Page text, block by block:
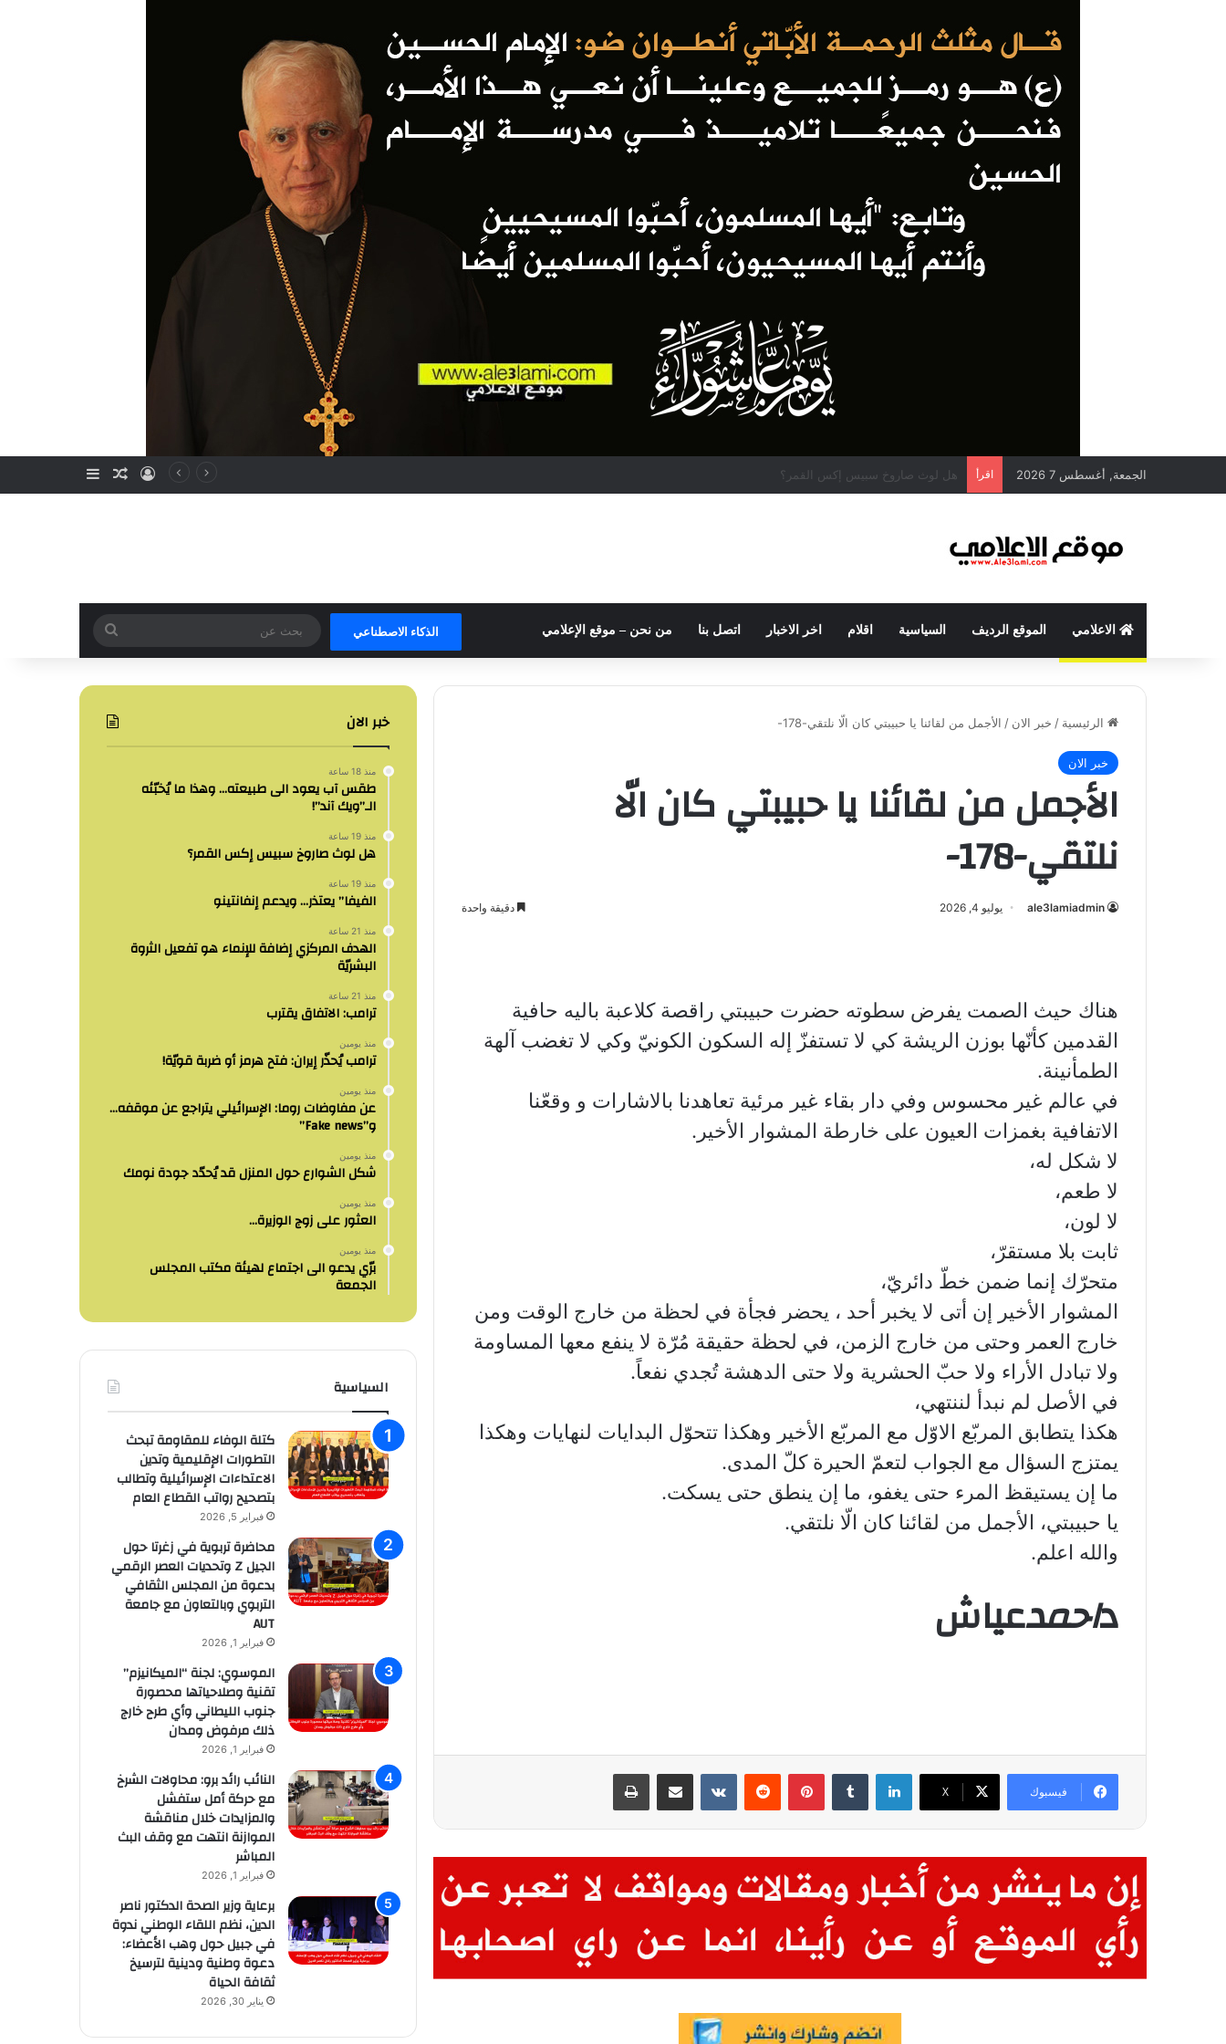
الجمعة, أغسطس 7 2026 اقرأ الفيفا” يعتذر… ويدعم إنفانتينو تسجيل الدخول
مقال عشوائي
إضافة عمود
الاعلامي الموقع الرديف السياسية اقلام اخر الاخبار اتصل بنا من نحن – موقع الإعلامي الذكاء الاصطناعي
بحث
عن
الرئيسية / خبر الان / الأجمل من لقائنا يا حبيبتي كان الّا نلتقي-178-
خبر الان
الأجمل من لقائنا يا حبيبتي كان الّا
نلتقي-178-
ale3lamiadmin يوليو 4, 2026 دقيقة واحدة
هناك حيث الصمت يفرض سطوته حضرت حبيبتي راقصة كلاعبة باليه حافية
القدمين كأنّها بوزن الريشة كي لا تستفزّ إله السكون الكونيّ وكي لا تغضب آلهة
الطمأنينة.
في عالم غير محسوس وفي دار بقاء غير مرئية تعاهدنا بالاشارات و وقعّنا
الاتفافية بغمزات العيون على خارطة المشوار الأخير.
لا شكل له،
لا طعم،
لا لون،
ثابت بلا مستقرّ،
متحرّك إنما ضمن خطّ دائريّ،
المشوار الأخير إن أتى لا يخبر أحد ، يحضر فجأة في لحظة من خارج الوقت ومن
خارج العمر وحتى من خارج الزمن، في لحظة حقيقة مُرّة لا ينفع معها المساومة
ولا تبادل الأراء ولا حبّ الحشرية ولا حتى الدهشة تُجدي نفعاً.
في الأصل لم نبدأ لننتهي،
هكذا يتطابق المربّع الاوّل مع المربّع الأخير وهكذا تتحوّل البدايات لنهايات وهكذا
يمتزج السؤال مع الجواب لتعمّ الحيرة كلّ المدى.
ما إن يستيقظ المرء حتى يغفو، ما إن ينطق حتى يسكت.
يا حبيبتي، الأجمل من لقائنا كان الّا نلتقي.
والله اعلم.
داحمدعياش
فيسبوك X
لينكدإن بينتيريست مشاركة عبر البريد طباعة
خبر الان
منذ 18 ساعة
طقس آب يعود الى طبيعته… وهذا ما يُخبّئه
الـ”ويك آند”!
منذ 19 ساعة
هل لوث صاروخ سبيس إكس القمر؟
منذ 19 ساعة
الفيفا” يعتذر… ويدعم إنفانتينو
منذ 21 ساعة
الهدف المركزي إضافة للإنماء هو تفعيل الثروة
البشريّة
منذ 21 ساعة
ترامب: الاتفاق يقترب
منذ يومين
ترامب يُحذّر إيران: فتح هرمز أو ضربة قويّة!
منذ يومين
عن مفاوضات روما: الإسرائيلي يتراجع عن موقفه…
و”Fake news”
منذ يومين
شكل الشوارع حول المنزل قد يُحدّد جودة نومك
منذ يومين
العثور على زوج الوزيرة…
منذ يومين
برّي يدعو الى اجتماع لهيئة مكتب المجلس
الجمعة
السياسية
كتلة الوفاء للمقاومة تبحث
التطورات الإقليمية وتدين
الاعتداءات الإسرائيلية وتطالب
بتصحيح رواتب القطاع العام
فبراير 5, 2026
محاضرة تربوية في زغرتا حول
الجيل Z وتحديات العصر الرقمي
بدعوة من المجلس الثقافي
التربوي وبالتعاون مع جامعة
AUT
فبراير 1, 2026
الموسوي: لجنة “الميكانيزم”
تقنية وصلاحياتها محصورة
جنوب الليطاني وأي طرح خارج
ذلك مرفوض ومدان
فبراير 1, 2026
النائب رائد برو: محاولات الشرخ
مع حركة أمل ستفشل
والمزايدات خلال مناقشة
الموازنة انتهت مع وقف البث
المباشر
فبراير 1, 2026
برعاية وزير الصحة الدكتور ناصر
الدين، نظم اللقاء الوطني ندوة
في جبيل حول وهب الأعضاء:
دعوة وطنية ودينية لترسيخ
ثقافة الحياة
يناير 30, 2026